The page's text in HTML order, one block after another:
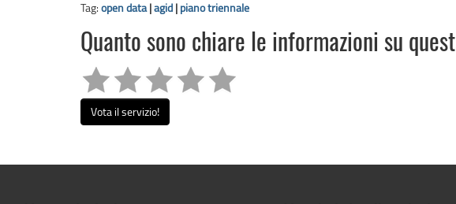
Tag: open data|agid | piano triennale
Quanto sono chiare le informazioni su
Vota il servizio!